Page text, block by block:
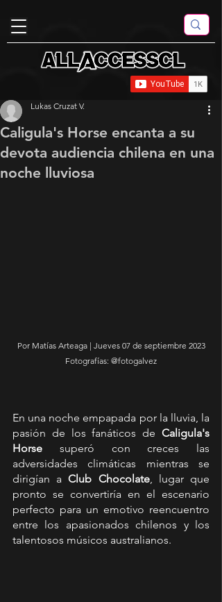
Caligula's Horse encanta a su
devota audiencia chilena en una
noche lluviosa
Lukas Cruzat V.
Por Matías Arteaga | Jueves 07 de septiembre 2023
Fotografías: @fotogalvez
En una noche empapada por la lluvia, la
pasión de los fanáticos de Caligula's
Horse superó con creces las
adversidades climáticas mientras se
dirigían a Club Chocolate, lugar que
pronto se convertiría en el escenario
perfecto para un emotivo reencuentro
entre los apasionados chilenos y los
talentosos músicos australianos.